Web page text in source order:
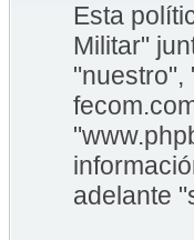
Esta
Militar"
"nuestro",
adelante